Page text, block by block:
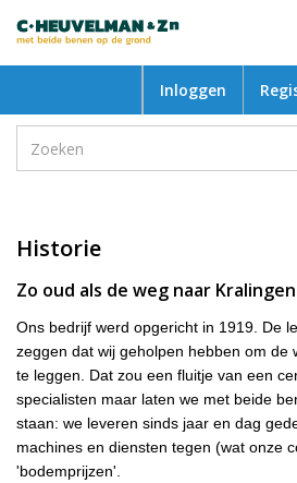
Inloggen
Historie
Zo oud als de weg naar
Ons bedrijf werd opgericht in 1919. De
zeggen dat wij geholpen hebben om de
te leggen. Dat zou een fluitje van een
specialisten maar laten we met beide
staan: we leveren sinds jaar en dag
machines en diensten tegen (wat onze
'bodemprijzen'.